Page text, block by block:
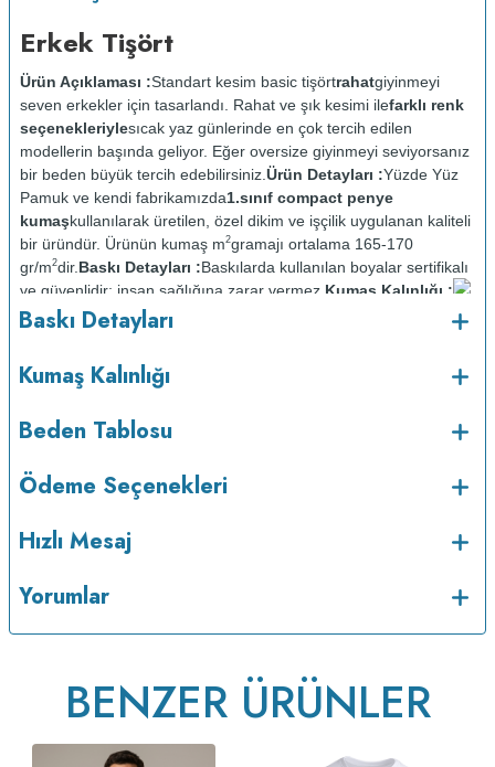
Erkek Tişört
Ürün Açıklaması :Standart kesim basic tişörtrahatgiyinmeyi
seven erkekler için tasarlandı. Rahat ve şık kesimi ilefarklı renk
seçenekleriylesıcak yaz günlerinde en çok tercih edilen
modellerin başında geliyor. Eğer oversize giyinmeyi seviyorsanız
bir beden büyük tercih edebilirsiniz. Ürün Detayları :Yüzde Yüz
Pamuk ve kendi fabrikamızda1.sınıf compact penye
kumaşkullanılarak üretilen, özel dikim ve işçilik uygulanan kaliteli
bir üründür. Ürünün kumaş m2gramajı ortalama 165-170
gr/m2dir. Baskı Detayları :Baskılarda kullanılan boyalar sertifikalı
ve güvenlidir; insan sağlığına zarar vermez. Kumaş Kalınlığı :
Bakım : Kısa programda maksimum 30
Kuru temizleme yapılmaz.
Baskı Detayları
Kumaş Kalınlığı
Beden Tablosu
Ödeme Seçenekleri
Hızlı Mesaj
Yorumlar
BENZER ÜRÜNLER